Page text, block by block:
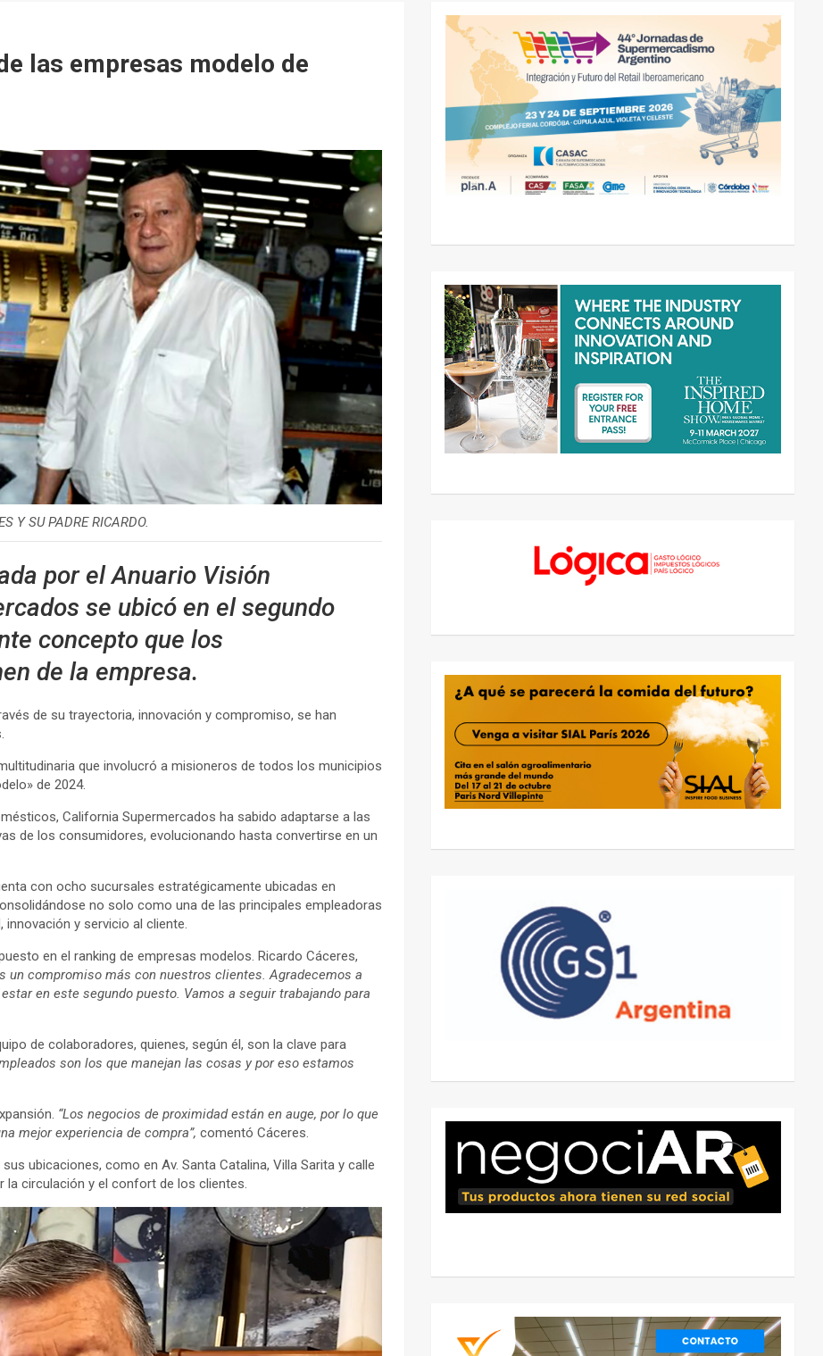
las empresas modelo de
Y SU PADRE RICARDO.
por el Anuario Visión
se ubicó en el segundo
concepto que los
de la empresa.
de su trayectoria, innovación y compromiso, se han
que involucró a misioneros de todos los municipios
de 2024.
California Supermercados ha sabido adaptarse a las
de los consumidores, evolucionando hasta convertirse en un
con ocho sucursales estratégicamente ubicadas en
no solo como una de las principales empleadoras
y servicio al cliente.
en el ranking de empresas modelos. Ricardo Cáceres,
un compromiso más con nuestros clientes. Agradecemos a
en este segundo puesto. Vamos a seguir trabajando para
de colaboradores, quienes, según él, son la clave para
son los que manejan las cosas y por eso estamos
“Los negocios de proximidad están en auge, por lo que
mejor experiencia de compra”, comentó Cáceres.
ubicaciones, como en Av. Santa Catalina, Villa Sarita y calle
la circulación y el confort de los clientes.